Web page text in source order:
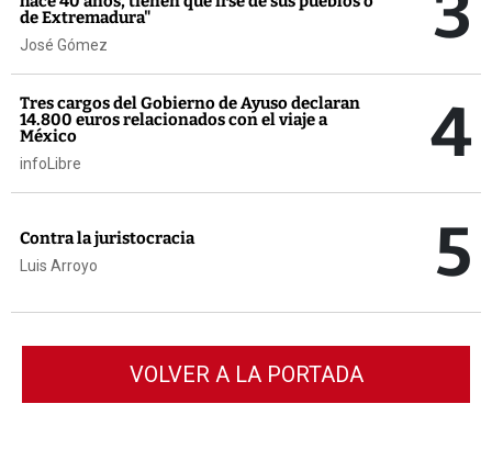
de Extremadura"
José Gómez
Tres cargos del Gobierno de Ayuso declaran
14.800 euros relacionados con el viaje a
México
infoLibre 4
Contra la juristocracia
Luis Arroyo 5
VOLVER A LA PORTADA